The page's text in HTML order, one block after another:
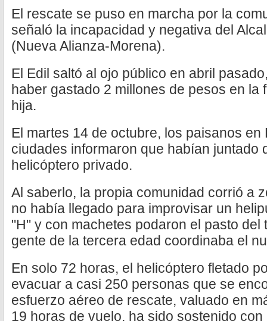
El rescate se puso en marcha por la
señaló la incapacidad y negativa del
(Nueva Alianza-Morena).
El Edil saltó al ojo público en abril
haber gastado 2 millones de pesos en la
hija.
El martes 14 de octubre, los paisanos
ciudades informaron que habían juntado
helicóptero privado.
Al saberlo, la propia comunidad corrió a
no había llegado para improvisar un
"H" y con machetes podaron el pasto del
gente de la tercera edad coordinaba el
En solo 72 horas, el helicóptero fletado
evacuar a casi 250 personas que se
esfuerzo aéreo de rescate, valuado en
19 horas de vuelo, ha sido sostenido